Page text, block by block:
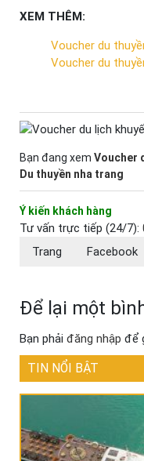
XEM THÊM:
Voucher du
Voucher du
Bạn đang xem Voucher
Du thuyền nha trang
Ý kiến khách hàng
Tư vấn trực tiếp (24/7):
Trang
Facebook
Để lại một
Bạn phải đăng nhập để
TIN NỔI BẬT